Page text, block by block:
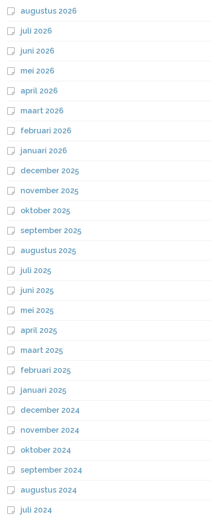
augustus 2026
juli 2026
juni 2026
mei 2026
april 2026
maart 2026
februari 2026
januari 2026
december 2025
november 2025
oktober 2025
september 2025
augustus 2025
juli 2025
juni 2025
mei 2025
april 2025
maart 2025
februari 2025
januari 2025
december 2024
november 2024
oktober 2024
september 2024
augustus 2024
juli 2024